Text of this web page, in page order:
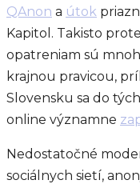
QAnon a útok
Kapitol. Takisto
opatreniam sú
krajnou pravicou,
Slovensku sa do
online významne
Nedostatočné
sociálnych sietí,